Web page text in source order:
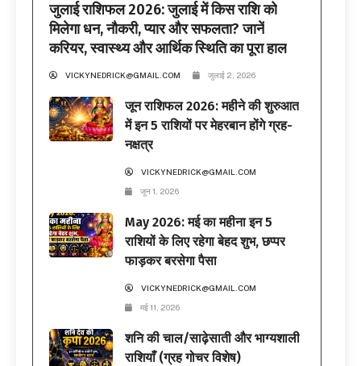
जुलाई राशिफल 2026: जुलाई में किस राशि को
मिलेगा धन, नौकरी, प्यार और सफलता? जानें
करियर, स्वास्थ्य और आर्थिक स्थिति का पूरा हाल
VICKYNEDRICK@GMAIL.COM जुलाई 2, 2026
जून राशिफल 2026: महीने की शुरुआत
में इन 5 राशियों पर मेहरबान होंगे ग्रह-
नक्षत्र
VICKYNEDRICK@GMAIL.COM
जून 1, 2026
May 2026: मई का महीना इन 5
राशियों के लिए रहेगा बेहद शुभ, छप्पर
फाड़कर बरसेगा पैसा
VICKYNEDRICK@GMAIL.COM
मई 11, 2026
शनि की चाल/साढ़ेसाती और भाग्यशाली
राशियाँ (ग्रह गोचर विशेष)